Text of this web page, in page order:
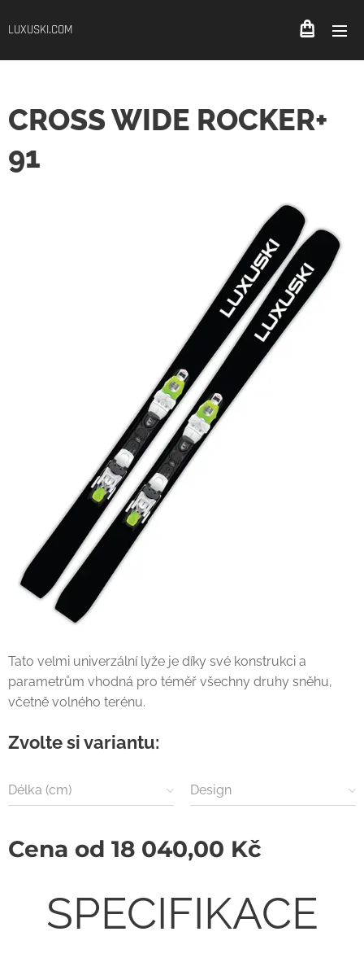
LUXUSKI.COM
CROSS WIDE ROCKER+
91
Tato velmi univerzální lyže je díky své konstrukci a
parametrům vhodná pro téměř všechny druhy sněhu,
včetně volného terénu.
Zvolte si variantu:
Délka (cm) Design
Cena od 18 040,00 Kč
SPECIFIKACE